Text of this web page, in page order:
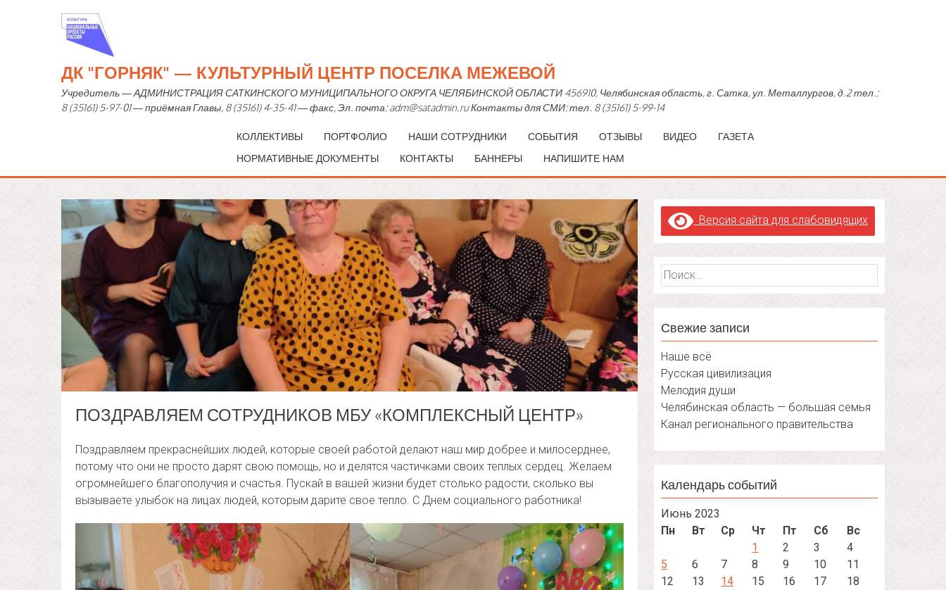
ДК "ГОРНЯК" — КУЛЬТУРНЫЙ ЦЕНТР ПОСЕЛКА МЕЖЕВОЙ
Учредитель — АДМИНИСТРАЦИЯ САТКИНСКОГО МУНИЦИПАЛЬНОГО ОКРУГА ЧЕЛЯБИНСКОЙ ОБЛАСТИ 456910, Челябинская область, г. Сатка, ул. Металлургов, д.2 тел.:
8 (35161) 5-97-01 — приёмная Главы, 8 (35161) 4-35-41 — факс, Эл. почта: adm@satadmin.ru Контакты для СМИ: тел. 8 (35161) 5-99-14
КОЛЛЕКТИВЫ ПОРТФОЛИО НАШИ СОТРУДНИКИ СОБЫТИЯ ОТЗЫВЫ ВИДЕО
ГАЗЕТА
НОРМАТИВНЫЕ ДОКУМЕНТЫ
КОНТАКТЫ БАННЕРЫ НАПИШИТЕ НАМ
ПОЗДРАВЛЯЕМ СОТРУДНИКОВ МБУ «КОМПЛЕКСНЫЙ ЦЕНТР»
Поздравляем прекраснейших людей, которые своей работой делают наш мир добрее и милосерднее,
потому что они не просто дарят свою помощь, но и делятся частичками своих теплых сердец. Желаем
огромнейшего благополучия и счастья. Пускай в вашей жизни будет столько радости, сколько вы
вызываете улыбок на лицах людей, которым дарите свое тепло. С Днем социального работника!
Версия сайта для слабовидящих
Найти:
Свежие записи
Наше всё
Русская цивилизация
Мелодия души
Челябинская область — большая семья
Канал регионального правительства
Календарь событий
Июнь 2023
Пн
Вт Ср Чт Пт Сб
Вс
1
2 3
4
5
6 7 8 9 10
11
12
13 14 15 16 17
18